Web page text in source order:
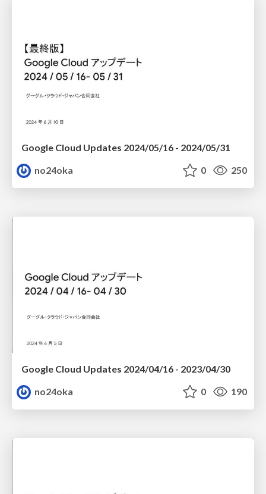
Google Cloud Updates 2024/05/16 - 2024/05/31
no24oka
0 250
Google Cloud Updates 2024/04/16 - 2023/04/30
no24oka
0 190